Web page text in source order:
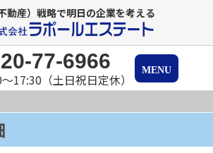
動産）戦略で明日の企業を考える
77-6966
17:30（土日祝日定休）